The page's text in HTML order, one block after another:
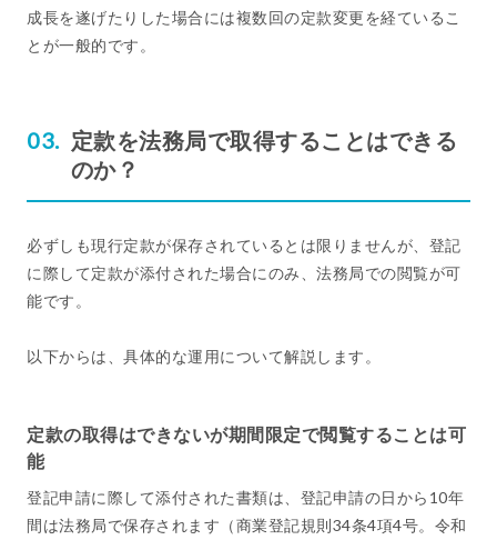
成長を遂げたりした場合には複数回の定款変更を経ているこ
とが一般的です。
定款を法務局で取得することはできる
のか？
必ずしも現行定款が保存されているとは限りませんが、登記
に際して定款が添付された場合にのみ、法務局での閲覧が可
能です。
以下からは、具体的な運用について解説します。
定款の取得はできないが期間限定で閲覧することは可
能
登記申請に際して添付された書類は、登記申請の日から10年
間は法務局で保存されます（商業登記規則34条4項4号。令和